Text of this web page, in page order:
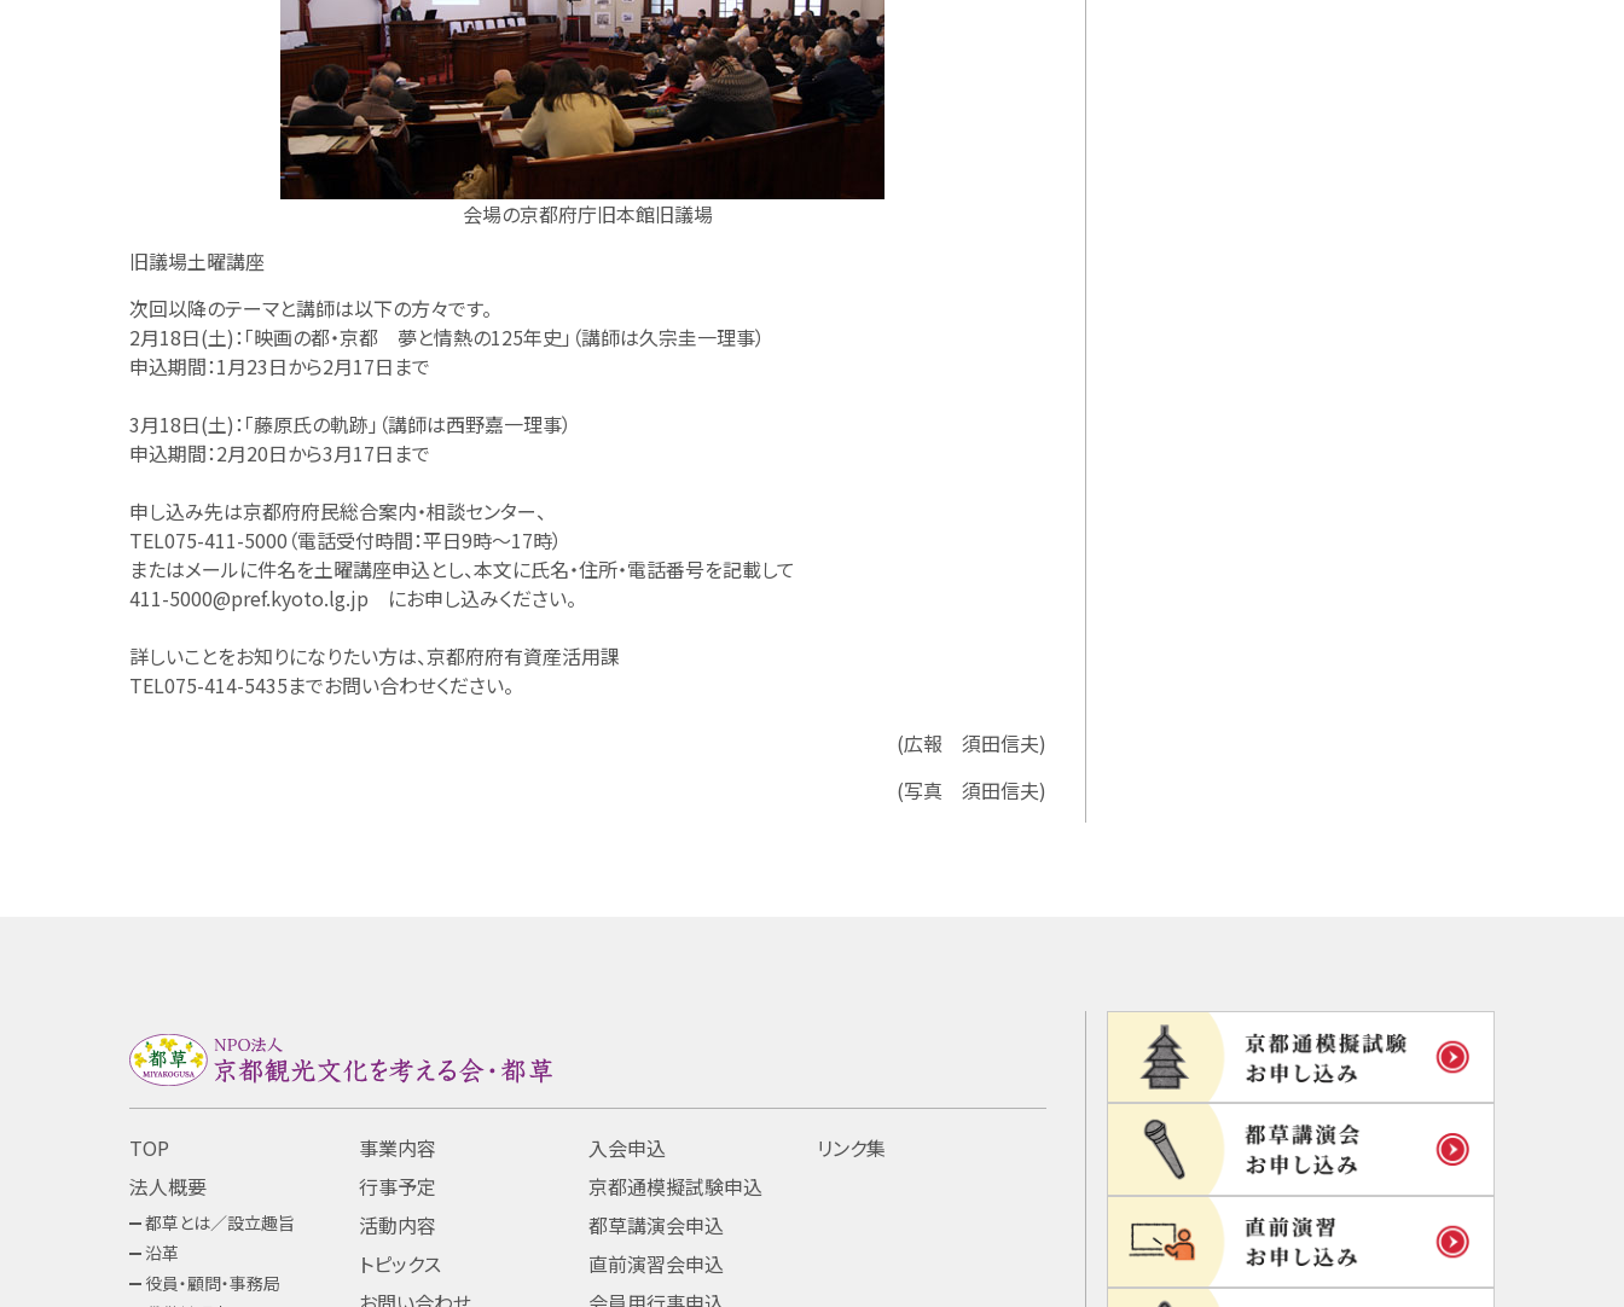
会場の京都府庁旧本館旧議場
旧議場土曜講座
次回以降のテーマと講師は以下の方々です。
2月18日(土)：「映画の都・京都 夢と情熱の125年史」（講師は久宗圭一理事）
申込期間：1月23日から2月17日まで
3月18日(土)：「藤原氏の軌跡」（講師は西野嘉一理事）
申込期間：2月20日から3月17日まで
申し込み先は京都府府民総合案内・相談センター、
TEL075-411-5000（電話受付時間：平日9時～17時）
またはメールに件名を土曜講座申込とし、本文に氏名・住所・電話番号を記載して
411-5000@pref.kyoto.lg.jp にお申し込みください。
詳しいことをお知りになりたい方は、京都府府有資産活用課
TEL075-414-5435までお問い合わせください。
(広報 須田信夫)
(写真 須田信夫)
TOP
法人概要
都草とは／設立趣旨
沿革
役員・顧問・事務局
事業内容
行事予定
活動内容
トピックス
入会申込
京都通模擬試験申込
都草講演会申込
直前演習会申込
リンク集